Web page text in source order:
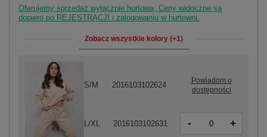
Oferujemy sprzedaż wyłącznie hurtową. Ceny widoczne są
dopiero po REJESTRACJI i zalogowaniu w hurtowni.
Zobacz wszystkie kolory (+1)
S/M 2016103102624
Powiadom o
dostępności
L/XL 2016103102631 - +